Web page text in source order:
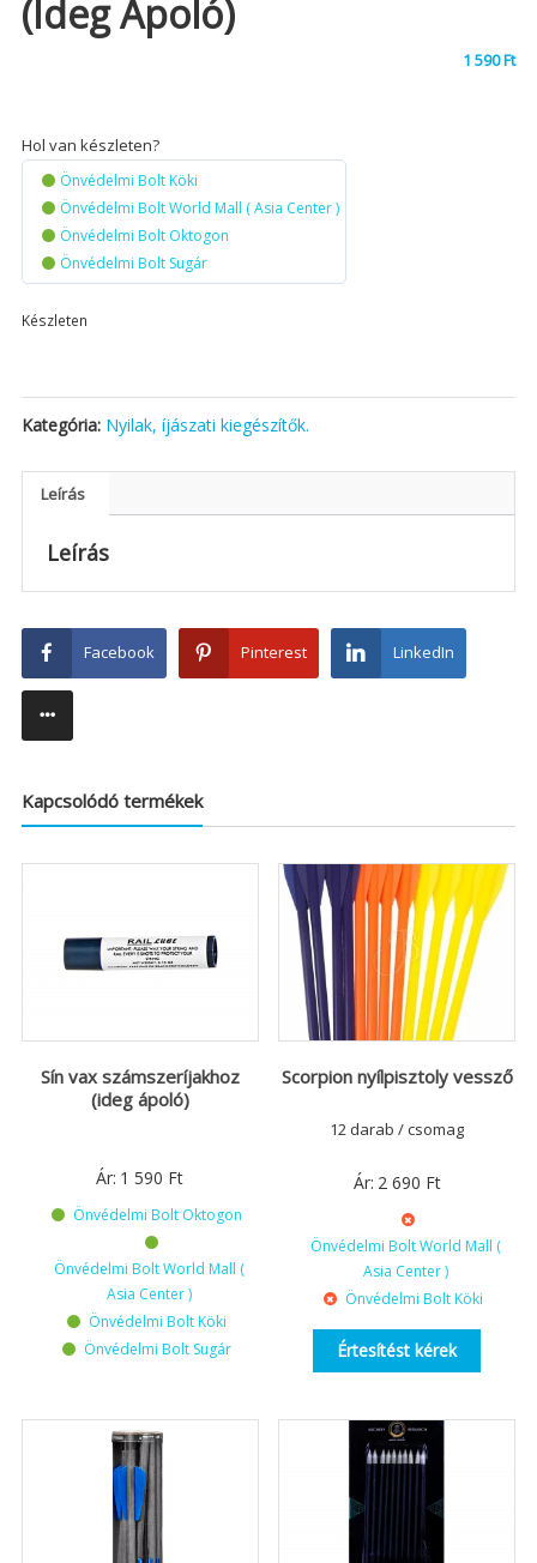
(ideg Ápoló)
1 590Ft
Hol van készleten?
Önvédelmi Bolt Köki
Önvédelmi Bolt World Mall ( Asia Center )
Önvédelmi Bolt Oktogon
Önvédelmi Bolt Sugár
Készleten
Kategória: Nyilak, íjászati kiegészítők.
Leírás
Leírás
Facebook Pinterest LinkedIn
Kapcsolódó termékek
Sín vax számszeríjakhoz
(ideg ápoló)
Ár: 1 590 Ft
Önvédelmi Bolt Oktogon
Önvédelmi Bolt World Mall (
Asia Center )
Önvédelmi Bolt Köki
Önvédelmi Bolt Sugár
Scorpion nyílpisztoly vessző
12 darab / csomag
Ár: 2 690 Ft
Önvédelmi Bolt World Mall (
Asia Center )
Önvédelmi Bolt Köki
Értesítést kérek